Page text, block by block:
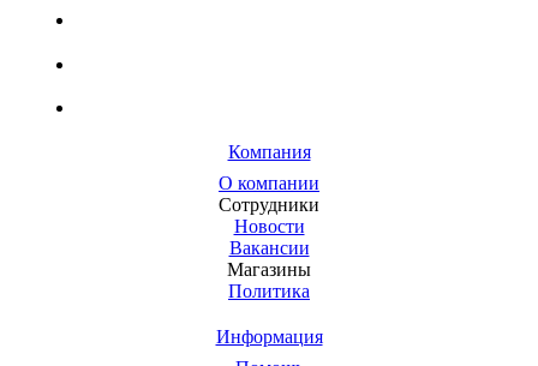
Компания
О компании
Сотрудники
Новости
Вакансии
Магазины
Политика
Информация